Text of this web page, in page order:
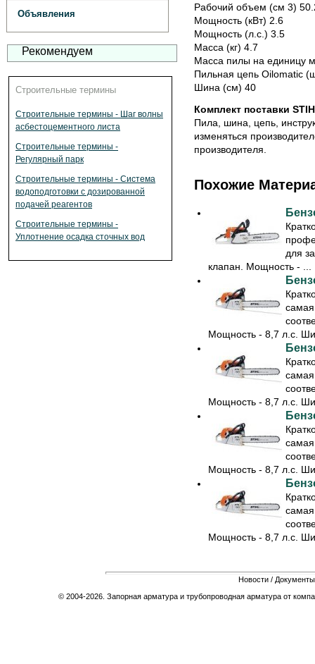
Объявления
Рекомендуем
Строительные термины
Строительные термины - Шаг волны
асбестоцементного листа
Строительные термины -
Регулярный парк
Строительные термины - Система
водоподготовки с дозированной
подачей реагентов
Строительные термины -
Уплотнение осадка сточных вод
Рабочий объем (см 3)
Мощность (кВт) 2.6
Мощность (л.с.) 3.5
Масса (кг) 4.7
Масса пилы на единицу
Пильная цепь Oilomatic
Шина (см) 40
Комплект поставки
Пила, шина, цепь,
изменяться
производителя.
Похожие
для
клапан. Мощность - ...
Мощность - 8,7 л.с.
Мощность - 8,7 л.с.
Мощность - 8,7 л.с.
Мощность - 8,7 л.с.
Новости / Документы
© 2004-2026. Запорная арматура и трубопроводная арматура от